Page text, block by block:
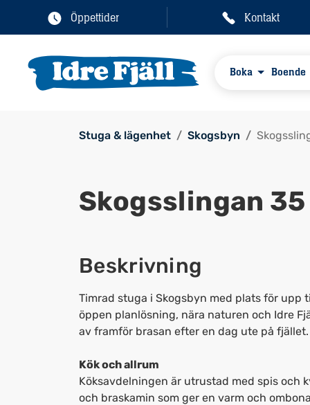
Öppettider Kontakt
Boka Boende
Stuga & lägenhet Skogsbyn
Skogsslingan 35
Beskrivning
Timrad stuga i Skogsbyn med plats för upp
öppen planlösning, nära naturen och Idre
av framför brasan efter en dag ute på fjället.
Kök och allrum
Köksavdelningen är utrustad med spis och
och braskamin som ger en varm och